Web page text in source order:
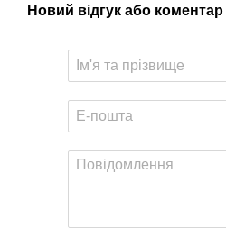
Новий відгук або коментар